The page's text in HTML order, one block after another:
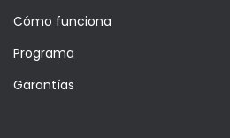
Cómo funciona
Programa
Garantías